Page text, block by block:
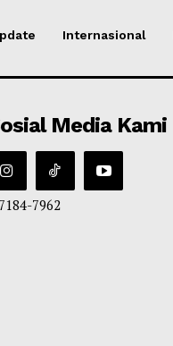
Internasional
Media Kami
7962